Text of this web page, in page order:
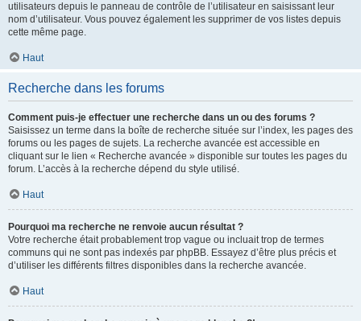
utilisateurs depuis le panneau de contrôle de l’utilisateur en saisissant leur
nom d’utilisateur. Vous pouvez également les supprimer de vos listes depuis
cette même page.
Haut
Recherche dans les forums
Comment puis-je effectuer une recherche dans un ou des forums ?
Saisissez un terme dans la boîte de recherche située sur l’index, les pages des
forums ou les pages de sujets. La recherche avancée est accessible en
cliquant sur le lien « Recherche avancée » disponible sur toutes les pages du
forum. L’accès à la recherche dépend du style utilisé.
Haut
Pourquoi ma recherche ne renvoie aucun résultat ?
Votre recherche était probablement trop vague ou incluait trop de termes
communs qui ne sont pas indexés par phpBB. Essayez d’être plus précis et
d’utiliser les différents filtres disponibles dans la recherche avancée.
Haut